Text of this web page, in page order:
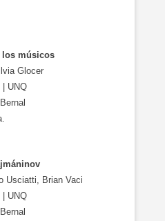
los músicos
Glocer
| UNQ
Usciatti, Brian Vaci
| UNQ